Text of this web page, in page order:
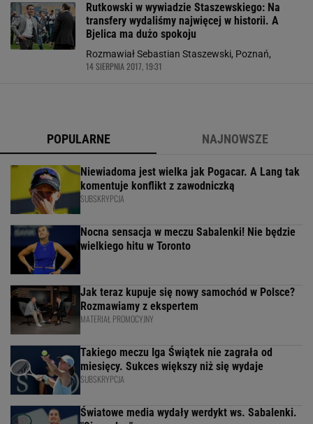
Rutkowski w wywiadzie Staszewskiego: Na
transfery wydaliśmy najwięcej w historii. A
Bjelica ma dużo spokoju
Rozmawiał Sebastian Staszewski, Poznań,
14 SIERPNIA 2017, 19:31
POPULARNE NAJNOWSZE
Niewiadoma jest wielka jak Pogacar. A Lang tak
komentuje konflikt z zawodniczką
SUBSKRYPCJA
Nocna sensacja w meczu Sabalenki! Nie będzie
wielkiego hitu w Toronto
Jak teraz kupuje się nowy samochód w Polsce?
Rozmawiamy z ekspertem
MATERIAŁ PROMOCYJNY
Takiego meczu Iga Świątek nie zagrała od
miesięcy. Sukces większy niż się wydaje
SUBSKRYPCJA
Światowe media wydały werdykt ws. Sabalenki.